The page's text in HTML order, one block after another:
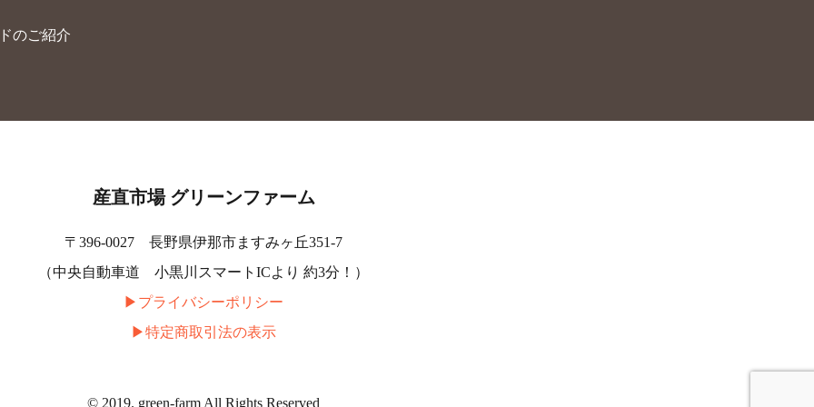
のご紹介
産直市場 グリーンファーム
〒396-0027 長野県伊那市ますみヶ丘351-7
（中央自動車道 小黒川スマートICより 約3分！）
▶︎プライバシーポリシー
▶︎特定商取引法の表示
© 2019. green-farm All Rights Reserved